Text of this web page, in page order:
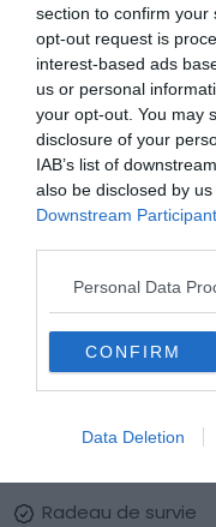
section to confirm your
opt-out request is
interest-based ads
us or personal
your opt-out. You may
disclosure of your
IAB’s list of
also be disclosed by
Downstream
Personal Data
CONFIRM
Data Deletion
est un gage précieux
lorsque vous
imposants quelques
Si vous décidez
Cassis lors de la
risques d’incendies
l’environnement et
plongeons.
Les essentiels à
Radeau de survie